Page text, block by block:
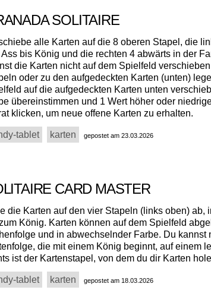
SOLITAIRE
alle Karten auf die 8 oberen Stapel, die
bis König und die rechten 4 abwärts in der
die Karten nicht auf dem Spielfeld
oder zu den aufgedeckten Karten (unten)
auf die aufgedeckten Karten unten
übereinstimmen und 1 Wert höher oder
klicken, um neue offene Karten zu erhalten.
tablet karten gepostet am 23.03.2026
CARD MASTER
die Karten auf den vier Stapeln (links oben) ab,
König. Karten können auf dem Spielfeld
und in abwechselnder Farbe. Du kannst
die mit einem König beginnt, auf einem
ist der Kartenstapel, von dem du dir Karten
tablet karten gepostet am 18.03.2026